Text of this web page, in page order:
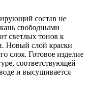
состав не
свободными
светлых тонов к
Новый слой краски
слоя. Готовое изделие
соответствующей
и высушивается